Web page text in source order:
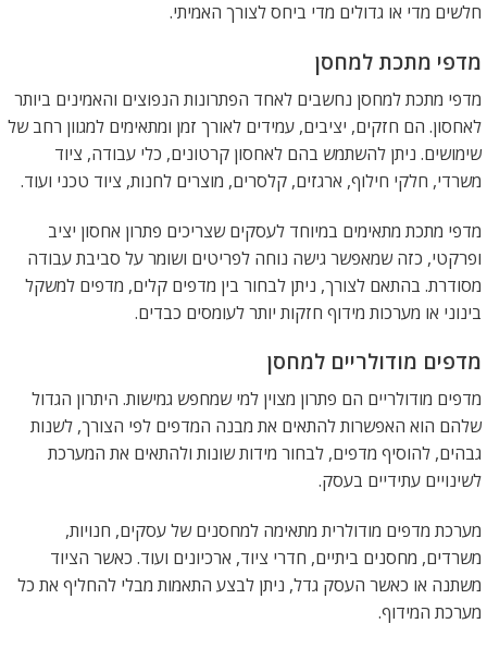
חלשים מדי או גדולים מדי ביחס לצורך האמיתי.
מדפי מתכת למחסן
מדפי מתכת למחסן נחשבים לאחד הפתרונות הנפוצים והאמינים ביותר
לאחסון. הם חזקים, יציבים, עמידים לאורך זמן ומתאימים למגוון רחב של
שימושים. ניתן להשתמש בהם לאחסון קרטונים, כלי עבודה, ציוד
משרדי, חלקי חילוף, ארגזים, קלסרים, מוצרים לחנות, ציוד טכני ועוד.
מדפי מתכת מתאימים במיוחד לעסקים שצריכים פתרון אחסון יציב
ופרקטי, כזה שמאפשר גישה נוחה לפריטים ושומר על סביבת עבודה
מסודרת. בהתאם לצורך, ניתן לבחור בין מדפים קלים, מדפים למשקל
בינוני או מערכות מידוף חזקות יותר לעומסים כבדים.
מדפים מודולריים למחסן
מדפים מודולריים הם פתרון מצוין למי שמחפש גמישות. היתרון הגדול
שלהם הוא האפשרות להתאים את מבנה המדפים לפי הצורך, לשנות
גבהים, להוסיף מדפים, לבחור מידות שונות ולהתאים את המערכת
לשינויים עתידיים בעסק.
מערכת מדפים מודולרית מתאימה למחסנים של עסקים, חנויות,
משרדים, מחסנים ביתיים, חדרי ציוד, ארכיונים ועוד. כאשר הציוד
משתנה או כאשר העסק גדל, ניתן לבצע התאמות מבלי להחליף את כל
מערכת המידוף.